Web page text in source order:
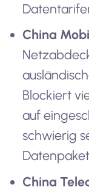
China
Blockiert
auf
schwierig
China